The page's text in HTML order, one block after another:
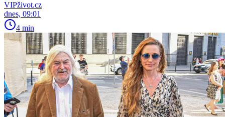
VIPživot.cz
dnes, 09:01
4 min